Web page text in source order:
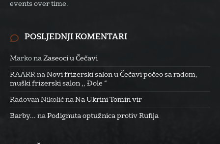
events over time.
POSLJEDNJI KOMENTARI
Marko na Zaseoci u Čečavi
RAARR na Novi frizerski salon u Čečavi počeo sa radom,
muški frizerski salon ,, Đole “
Radovan Nikolić na Na Ukrini Tomin vir
Barby... na Podignuta optužnica protiv Rufija